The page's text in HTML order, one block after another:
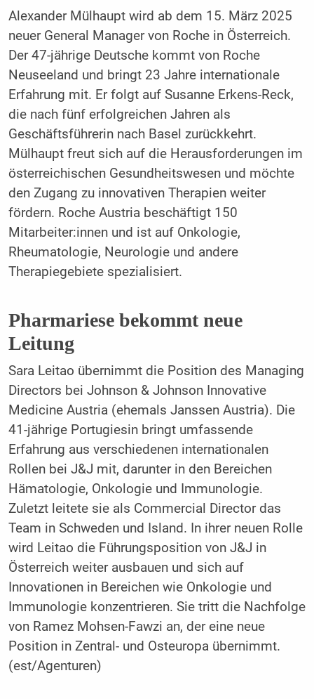
Alexander Mülhaupt wird ab dem 15. März 2025
neuer General Manager von Roche in Österreich.
Der 47-jährige Deutsche kommt von Roche
Neuseeland und bringt 23 Jahre internationale
Erfahrung mit. Er folgt auf Susanne Erkens-Reck,
die nach fünf erfolgreichen Jahren als
Geschäftsführerin nach Basel zurückkehrt.
Mülhaupt freut sich auf die Herausforderungen im
österreichischen Gesundheitswesen und möchte
den Zugang zu innovativen Therapien weiter
fördern. Roche Austria beschäftigt 150
Mitarbeiter:innen und ist auf Onkologie,
Rheumatologie, Neurologie und andere
Therapiegebiete spezialisiert.
Pharmariese bekommt neue
Leitung
Sara Leitao übernimmt die Position des Managing
Directors bei Johnson & Johnson Innovative
Medicine Austria (ehemals Janssen Austria). Die
41-jährige Portugiesin bringt umfassende
Erfahrung aus verschiedenen internationalen
Rollen bei J&J mit, darunter in den Bereichen
Hämatologie, Onkologie und Immunologie.
Zuletzt leitete sie als Commercial Director das
Team in Schweden und Island. In ihrer neuen Rolle
wird Leitao die Führungsposition von J&J in
Österreich weiter ausbauen und sich auf
Innovationen in Bereichen wie Onkologie und
Immunologie konzentrieren. Sie tritt die Nachfolge
von Ramez Mohsen-Fawzi an, der eine neue
Position in Zentral- und Osteuropa übernimmt.
(est/Agenturen)